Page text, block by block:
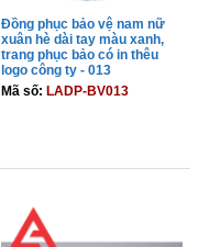
Đồng phục bảo vệ nam nữ
xuân hè dài tay màu xanh,
trang phục bảo có in thêu
logo công ty - 013
Mã số: LADP-BV013